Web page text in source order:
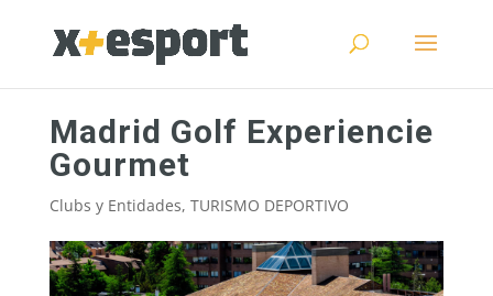
Madrid Golf Experiencie
Gourmet
Clubs y Entidades, TURISMO DEPORTIVO